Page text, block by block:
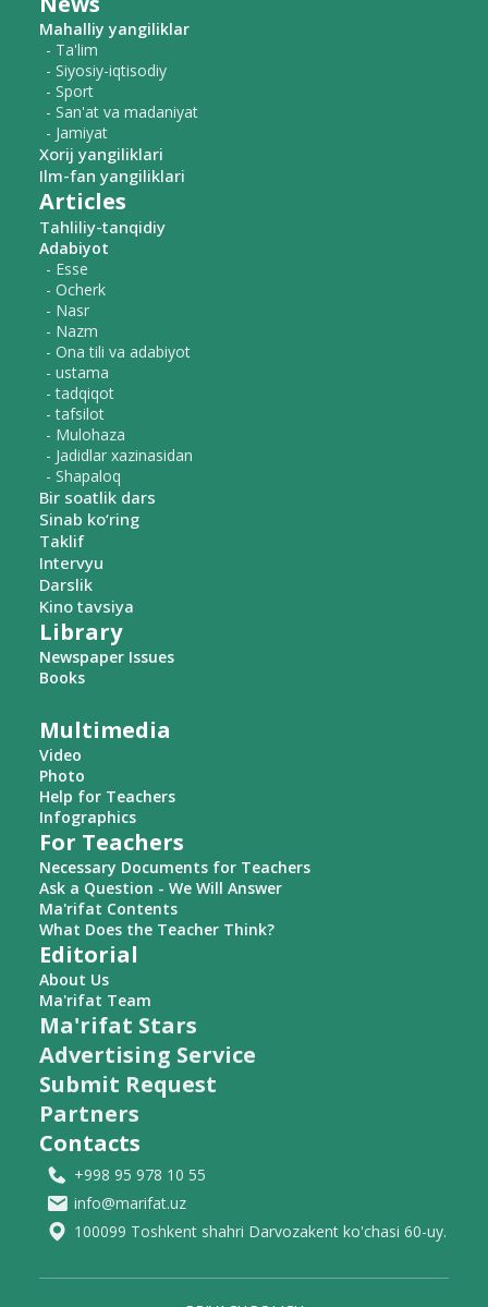
Mahalliy yangiliklar
- Ta'lim
- Siyosiy-iqtisodiy
- Sport
- San'at va madaniyat
- Jamiyat
Xorij yangiliklari
Ilm-fan yangiliklari
Articles
Tahliliy-tanqidiy
Adabiyot
- Esse
- Ocherk
- Nasr
- Nazm
- Ona tili va adabiyot
- ustama
- tadqiqot
- tafsilot
- Mulohaza
- Jadidlar xazinasidan
- Shapaloq
Bir soatlik dars
Sinab ko‘ring
Taklif
Intervyu
Darslik
Kino tavsiya
Library
Newspaper Issues
Books
Multimedia
Video
Photo
Help for Teachers
Infographics
For Teachers
Necessary Documents for Teachers
Ask a Question - We Will Answer
Ma'rifat Contents
What Does the Teacher Think?
Editorial
About Us
Ma'rifat Team
Ma'rifat Stars
Advertising Service
Submit Request
Partners
Contacts
+998 95 978 10 55
info@marifat.uz
100099 Toshkent shahri Darvozakent ko'chasi 60-uy.